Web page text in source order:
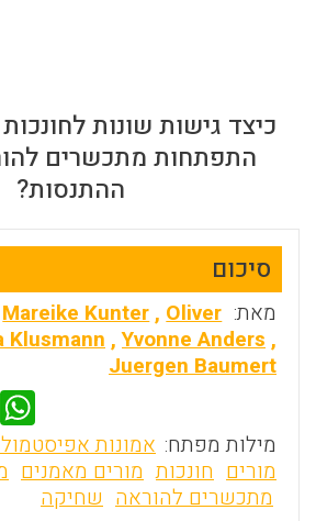
כיצד גישות שונות
התפתחות מתכשרים
ההתנסות?
סיכום
מאת: Mareike Kunter,Oliver
Klusmann,Yvonne Anders,
Juergen Baumert
מילות מפתח: אמונות
מורים חונכות מורים מאמנים
מתכשרים להוראה שחיקה